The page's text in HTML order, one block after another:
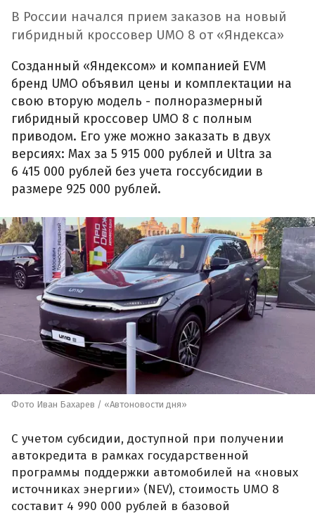
В России начался прием заказов на новый
гибридный кроссовер UMO 8 от «Яндекса»
Созданный «Яндексом» и компанией EVM
бренд UMO объявил цены и комплектации на
свою вторую модель - полноразмерный
гибридный кроссовер UMO 8 с полным
приводом. Его уже можно заказать в двух
версиях: Max за 5 915 000 рублей и Ultra за
6 415 000 рублей без учета госсубсидии в
размере 925 000 рублей.
Фото Иван Бахарев / «Автоновости дня»
С учетом субсидии, доступной при получении
автокредита в рамках государственной
программы поддержки автомобилей на «новых
источниках энергии» (NEV), стоимость UMO 8
составит 4 990 000 рублей в базовой